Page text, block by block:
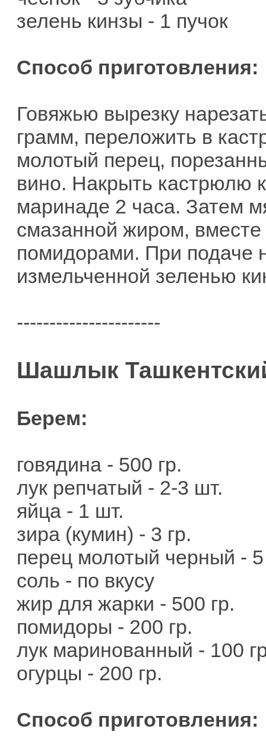
зелень кинзы - 1 пучок
Способ приготовления:
Говяжью вырезку
грамм, переложить в
молотый перец,
вино. Накрыть кастрюлю
маринаде 2 часа. Затем
смазанной жиром,
помидорами. При подаче
измельченной зеленью
----------------------
Шашлык
Берем:
говядина - 500 гр.
лук репчатый - 2-3 шт.
яйца - 1 шт.
зира (кумин) - 3 гр.
перец молотый черный - 5
соль - по вкусу
жир для жарки - 500 гр.
помидоры - 200 гр.
лук маринованный - 100
огурцы - 200 гр.
Способ приготовления: